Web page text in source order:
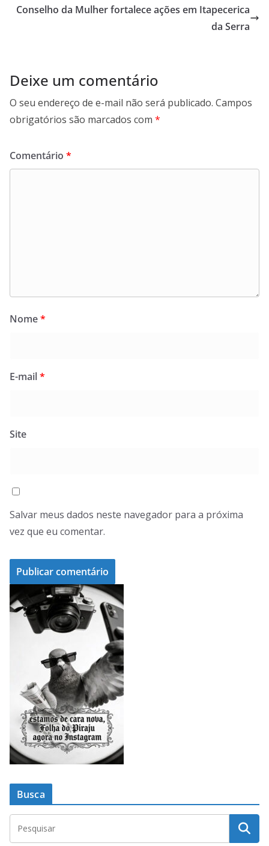
Conselho da Mulher fortalece ações em Itapecerica
da Serra
Deixe um comentário
O seu endereço de e-mail não será publicado. Campos
obrigatórios são marcados com *
Comentário *
Nome*
E-mail*
Site
Salvar meus dados neste navegador para a próxima
vez que eu comentar.
Busca